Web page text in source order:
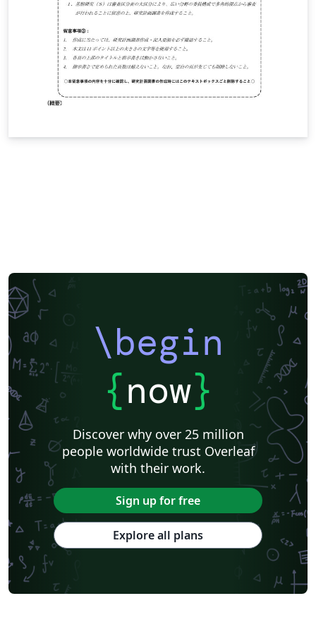
\begin
{now}
Discover why over 25 million
people worldwide trust Overleaf
with their work.
Sign up for free
Explore all plans